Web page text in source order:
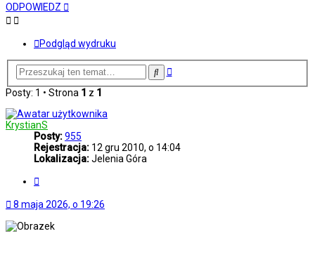
ODPOWIEDZ
Podgląd wydruku
SzukajWyszukiwanie
Posty: 1 • Strona 1 z 1
KrystianS
Posty:955
Rejestracja: 12 gru 2010, o 14:04
Lokalizacja:Jelenia Góra
8 maja 2026, o 19:26